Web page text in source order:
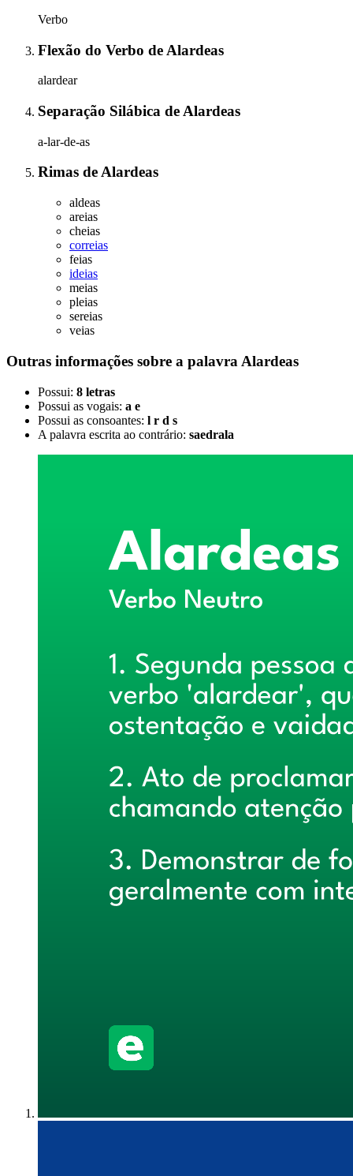
Verbo
Flexão do Verbo de Alardeas
alardear
Separação Silábica de Alardeas
a-lar-de-as
Rimas deAlardeas
aldeas
areias
cheias
correias
feias
ideias
meias
pleias
sereias
veias
Outras informações sobre a palavra Alardeas
Possui: 8 letras
Possui as vogais: a e
Possui as consoantes: l r d s
A palavra escrita ao contrário: saedrala